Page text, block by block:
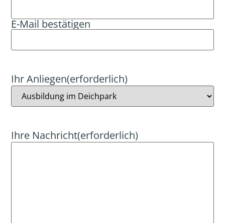
E-Mail bestätigen
Ihr Anliegen(erforderlich)
Ihre Nachricht(erforderlich)